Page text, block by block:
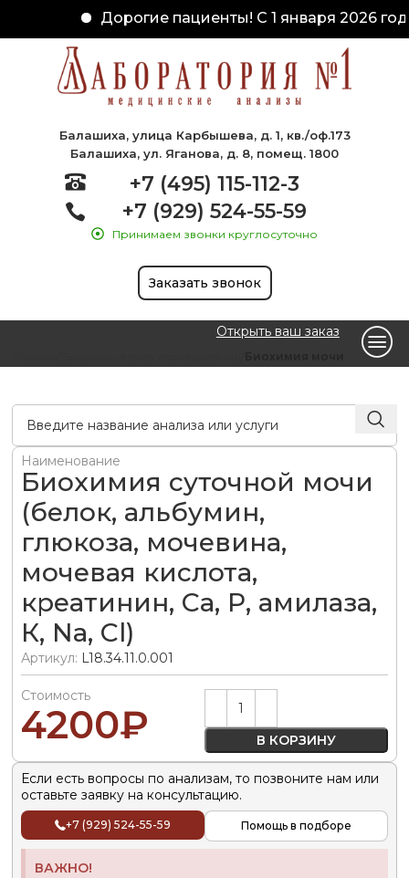
Дорогие пациенты! С 1 января 2026
Балашиха, улица Карбышева, д. 1, кв./оф.173
Балашиха, ул. Яганова, д. 8, помещ. 1800
+7 (495) 115-112-3
+7 (929) 524-55-59
Принимаем звонки круглосуточно
Заказать звонок
Открыть ваш заказ
Наименование
Биохимия суточной мочи
(белок, альбумин,
глюкоза, мочевина,
мочевая кислота,
креатинин, Са, Р, амилаза,
К, Na, Cl)
Артикул: L18.34.11.0.001
Стоимость
4200₽ В КОРЗИНУ
Alternative:
Если есть вопросы по анализам, то позвоните нам или
оставьте заявку на консультацию.
+7 (929) 524-55-59 Помощь в подборе
ВАЖНО!